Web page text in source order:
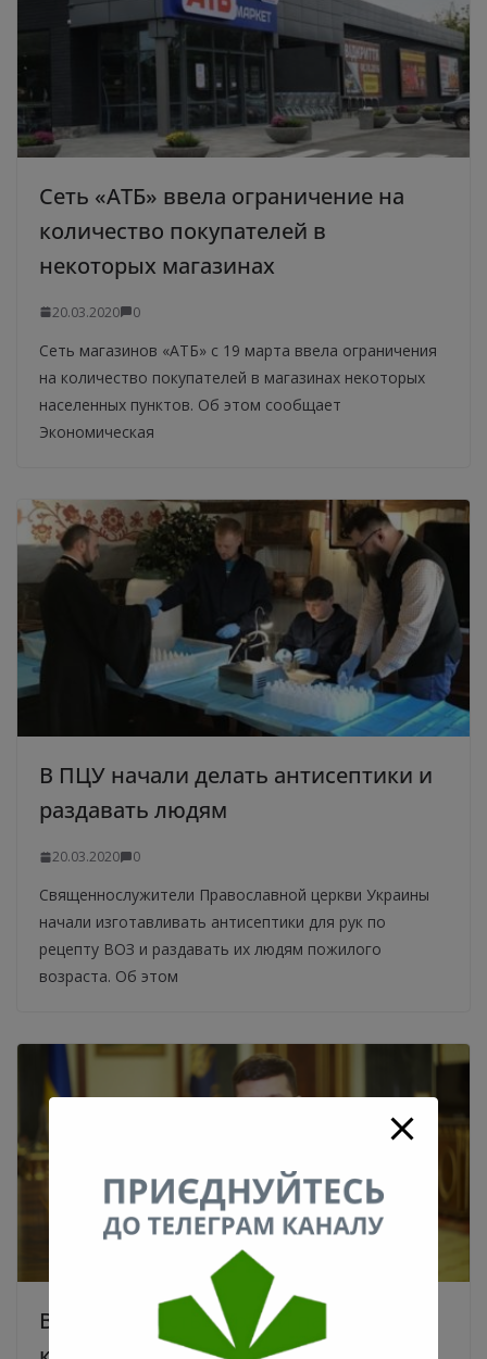
Сеть «АТБ» ввела ограничение на
количество покупателей в
некоторых магазинах
20.03.2020 0
Сеть магазинов «АТБ» с 19 марта ввела ограничения
на количество покупателей в магазинах некоторых
населенных пунктов. Об этом сообщает
Экономическая
В ПЦУ начали делать антисептики и
раздавать людям
20.03.2020 0
Священнослужители Православной церкви Украины
начали изготавливать антисептики для рук по
рецепту ВОЗ и раздавать их людям пожилого
возраста. Об этом
В Украине есть первый пациент,